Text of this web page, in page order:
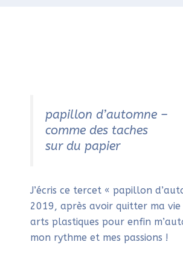
papillon d’automne –
comme des taches
sur du papier
J’écris ce tercet « papillon
2019, après avoir quitter ma vie
arts plastiques pour enfin
mon rythme et mes passions !